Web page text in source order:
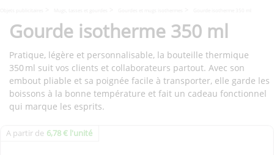
Gourde isotherme 350 ml
Pratique, légère et personnalisable, la bouteille thermique
350 ml suit vos clients et collaborateurs partout. Avec son
embout pliable et sa poignée facile à transporter, elle garde les
boissons à la bonne température et fait un cadeau fonctionnel
qui marque les esprits.
A partir de 6,78 € l'unité